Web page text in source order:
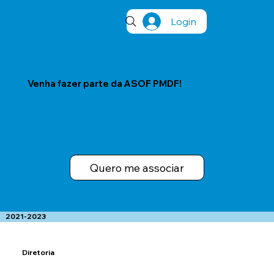
Login
2021-2023
Diretoria
Venha fazer parte da ASOF PMDF!
Quero me associar